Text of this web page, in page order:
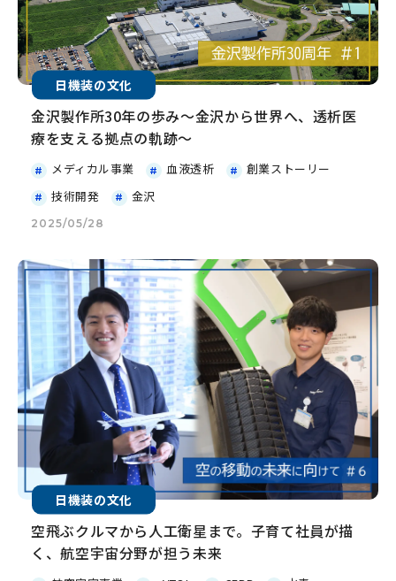
日機装の文化
金沢製作所30年の歩み～金沢から世界へ、透析医
療を支える拠点の軌跡～
メディカル事業 血液透析
創業ストーリー
技術開発
金沢
2025/05/28
日機装の文化
空飛ぶクルマから人工衛星まで。子育て社員が描
く、航空宇宙分野が担う未来